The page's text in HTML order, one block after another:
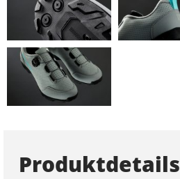
Produktdetails